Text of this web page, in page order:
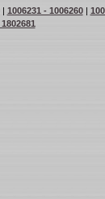
| 1006231 - 1006260|